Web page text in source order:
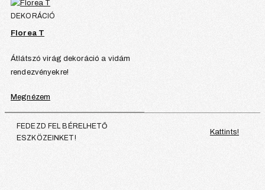
DEKORÁCIÓ
Florea T
Átlátszó virág dekoráció a vidám
rendezvényekre!
Megnézem
FEDEZD FEL BÉRELHETŐ
ESZKÖZEINKET!
Kattints!